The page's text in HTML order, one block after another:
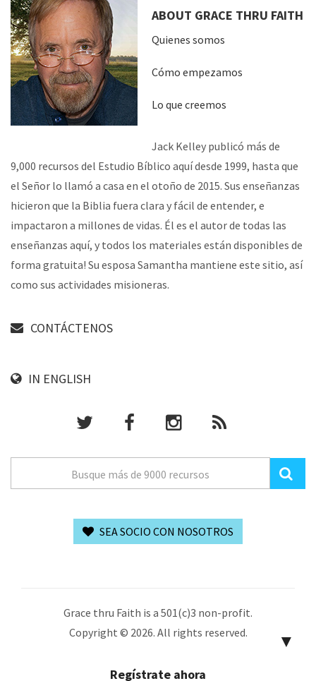
ABOUT GRACE THRU FAITH
Quienes somos
Cómo empezamos
Lo que creemos
Jack Kelley publicó más de
9,000 recursos del Estudio Bíblico aquí desde 1999, hasta que
el Señor lo llamó a casa en el otoño de 2015. Sus enseñanzas
hicieron que la Biblia fuera clara y fácil de entender, e
impactaron a millones de vidas. Él es el autor de todas las
enseñanzas aquí, y todos los materiales están disponibles de
forma gratuita! Su esposa Samantha mantiene este sitio, así
como sus actividades misioneras.
CONTÁCTENOS
IN ENGLISH
SEA SOCIO CON NOSOTROS
Grace thru Faith is a 501(c)3 non-profit.
Copyright © 2026. All rights reserved.
▼
Regístrate ahora